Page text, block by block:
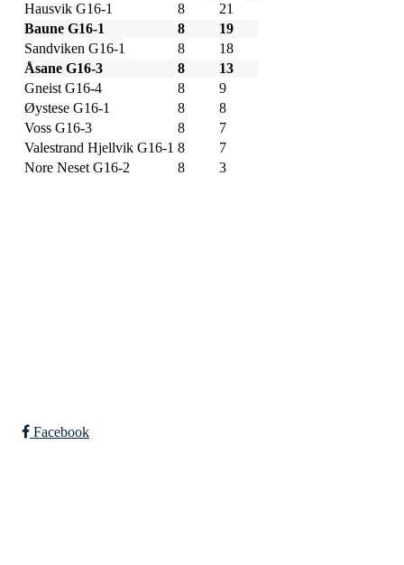
Hausvik G16-1
8
21
Baune G16-1
8
19
Sandviken G16-1
8
18
Åsane G16-3
8
13
Gneist G16-4
8
9
Øystese G16-1
8
8
Voss G16-3
8
7
Valestrand Hjellvik G16-1 8
7
Nore Neset G16-2
8 3
Facebook